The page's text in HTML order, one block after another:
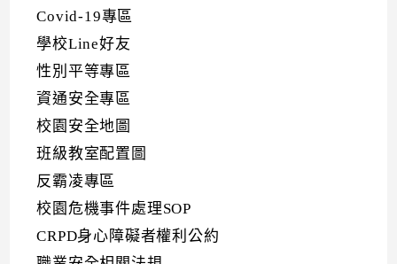
Covid-19專區
學校Line好友
性別平等專區
資通安全專區
校園安全地圖
班級教室配置圖
反霸凌專區
校園危機事件處理SOP
CRPD身心障礙者權利公約